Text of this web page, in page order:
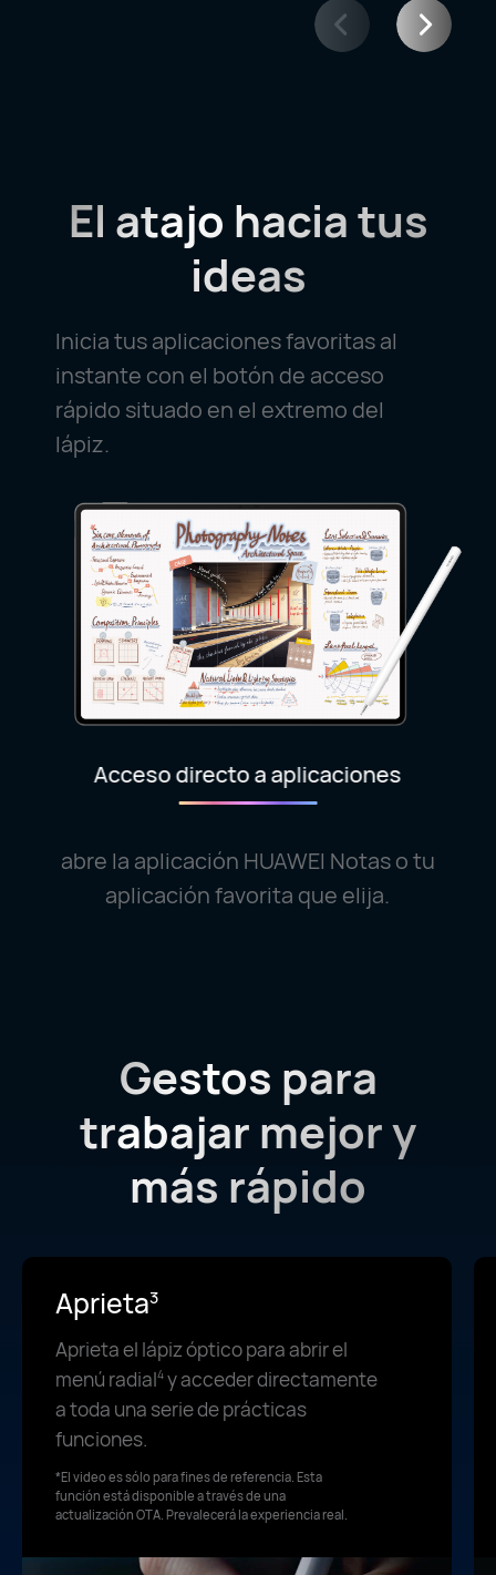
El atajo haciatus
ideas
Inicia tus aplicaciones favoritas al
instante con el botón de acceso
rápido situado en el extremo del
lápiz.
abre la aplicación HUAWEI Notas o tu
aplicación favorita que elija.
Acceso directo a aplicaciones
Gestos para
trabajar mejor y
más rápido
Aprieta3
Aprieta el lápiz óptico para abrir el
menú radial4y acceder directamente
a toda una serie de prácticas
funciones.
*El video es sólo para fines de referencia. Esta
función está disponible a través de una
actualización OTA. Prevalecerá la experiencia real.